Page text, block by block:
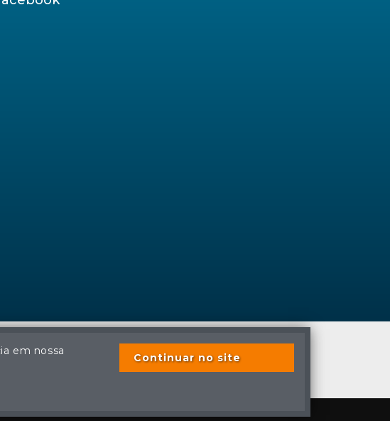
em penas previstas em lei.
em nossa
Continuar no site